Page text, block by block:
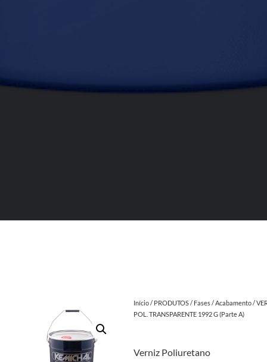
Início/ PRODUTOS/ Fases/Acabamento/
POL. TRANSPARENTE 1992 G (Parte A)
Verniz Poliuretano